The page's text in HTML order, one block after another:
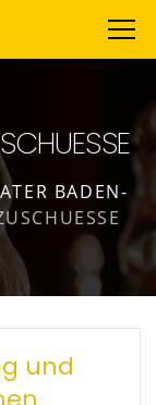
BADEN-
und